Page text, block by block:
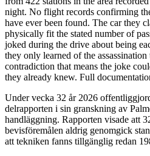
night. No flight records confirming
have ever been found. The car they
physically fit the stated number of
joked during the drive about being
they only learned of the
contradiction that means the joke
they already knew. Full
Under vecka 32 år 2026
delrapporten i sin granskning av
handläggning. Rapporten visade att
bevisföremålen aldrig genomgick
att tekniken fanns tillgänglig redan